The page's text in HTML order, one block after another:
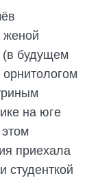
женой
(в будущем
орнитологом
на юге
приехала
студенткой